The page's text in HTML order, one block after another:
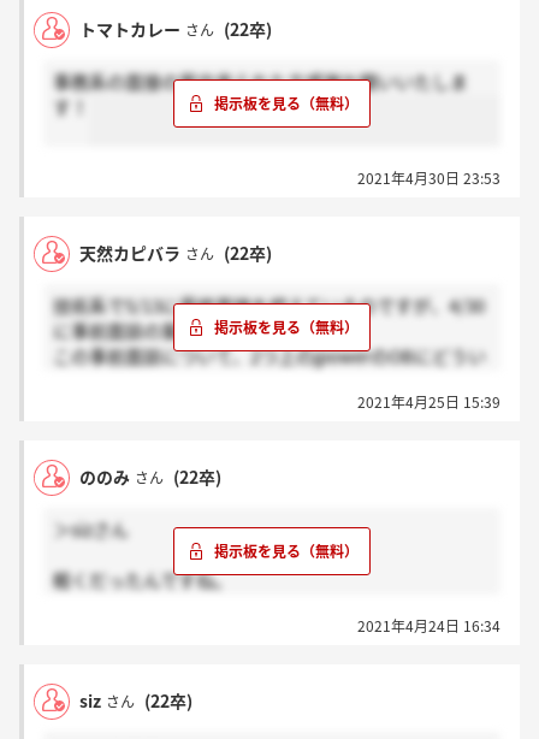
トマトカレー さん (22卒)
事務系の面接の案内来られた方感謝お願いいたしま
す！
2021年4月30日 23:53
天然カピバラ さん (22卒)
技術系で5/13に最終面接を控えているのですが、4/30
に事前面談の案内をされました。
この事前面談について、2つ上のjpowerのOBにどうい
く、どうやら自分たちか1つ上の代から始まったっぽ
何も情報が無く不安なのですが、事前面談の内容につ
嬉しいです。?
2021年4月25日 15:39
ののみ さん (22卒)
＞sizさん
軽くだったんですね。
歴書書かせたり、
「学校推薦を用いて当社に応募する意思」を聞いてき
2021年4月24日 16:34
siz さん (22卒)